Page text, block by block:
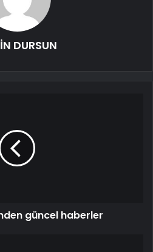
DURSUN
güncel haberler